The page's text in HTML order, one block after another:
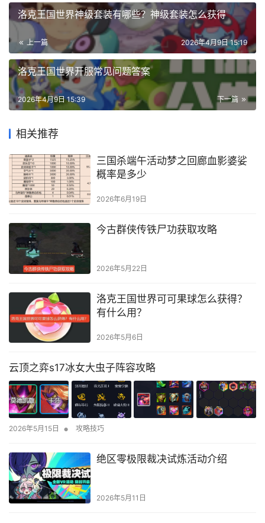
洛克王国世界神级套装有哪些？神级套装怎么获得
上一篇 2026年4月9日 15:19
洛克王国世界开服常见问题答案
下一篇
2026年4月9日 15:39
相关推荐
三国杀端午活动梦之回廊血影婆娑
概率是多少
2026年6月19日
今古群侠传铁尸功获取攻略
2026年5月22日
洛克王国世界可可果球怎么获得？
有什么用？
2026年5月6日
云顶之弈s17冰女大虫子阵容攻略
2026年5月15日 • 攻略技巧
绝区零极限裁决试炼活动介绍
2026年5月11日